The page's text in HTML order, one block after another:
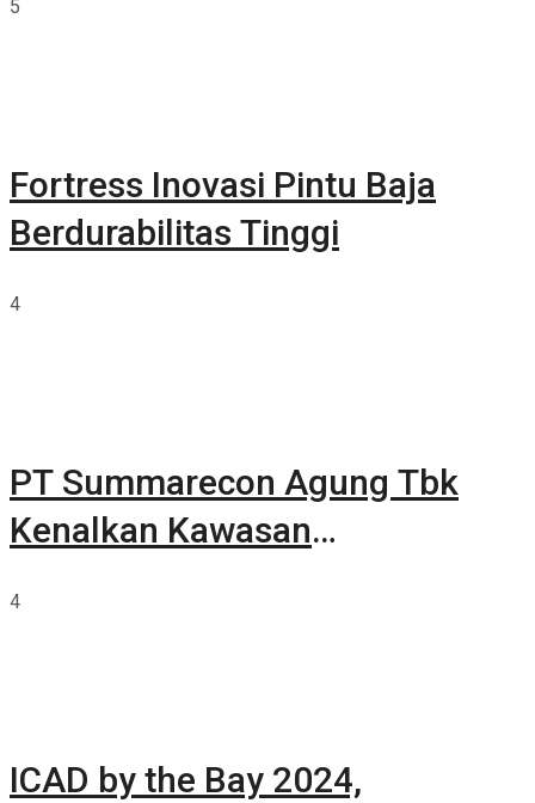
5
Fortress Inovasi Pintu Baja
Berdurabilitas Tinggi
4
PT Summarecon Agung Tbk
Kenalkan Kawasan
4
ICAD by the Bay 2024,